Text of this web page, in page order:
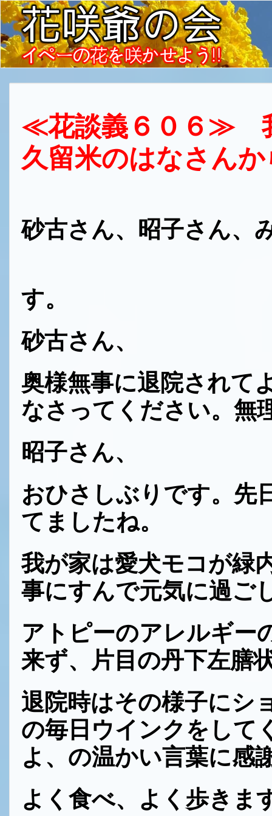
≪花談義６０６≫
久留米のはなさん
砂古さん、昭子さん、
す。
砂古さん、
奥様無事に退院されて
なさってください。無
昭子さん、
おひさしぶりです。先
てましたね。
我が家は愛犬モコが緑
事にすんで元気に過ご
アトピーのアレルギー
来ず、片目の丹下左膳
退院時はその様子にシ
の毎日ウインクをして
よ、の温かい言葉に感
よく食べ、よく歩きま